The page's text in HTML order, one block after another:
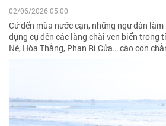
02/06/2026 05:00
Cứ đến mùa nước cạn, những ngư dân
dụng cụ đến các làng chài ven biển trong
Né, Hòa Thắng, Phan Rí Cửa… cào con